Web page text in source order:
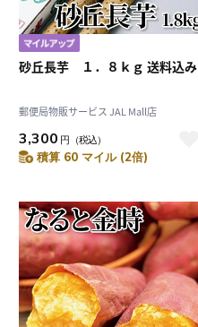
砂丘長芋 １．８ｋｇ 送料込み
郵便局物販サービス JAL Mall店
3,300 円 （税込）
積算 60 マイル (2倍)